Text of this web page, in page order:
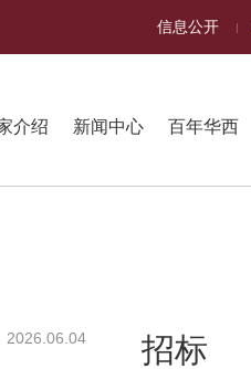
信息公开
介绍 新闻中心 百年华西
2026.06.04 招标